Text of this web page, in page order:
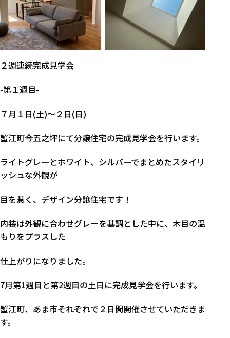
２週連続完成見学会
-第１週目-
７月１日(土)～２日(日)
蟹江町今五之坪にて分譲住宅の完成見学会を行います。
ライトグレーとホワイト、シルバーでまとめたスタイリ
ッシュな外観が
目を惹く、デザイン分譲住宅です！
内装は外観に合わせグレーを基調とした中に、木目の温
もりをプラスした
仕上がりになりました。
7月第1週目と第2週目の土日に完成見学会を行います。
蟹江町、あま市それぞれで２日間開催させていただきま
す。